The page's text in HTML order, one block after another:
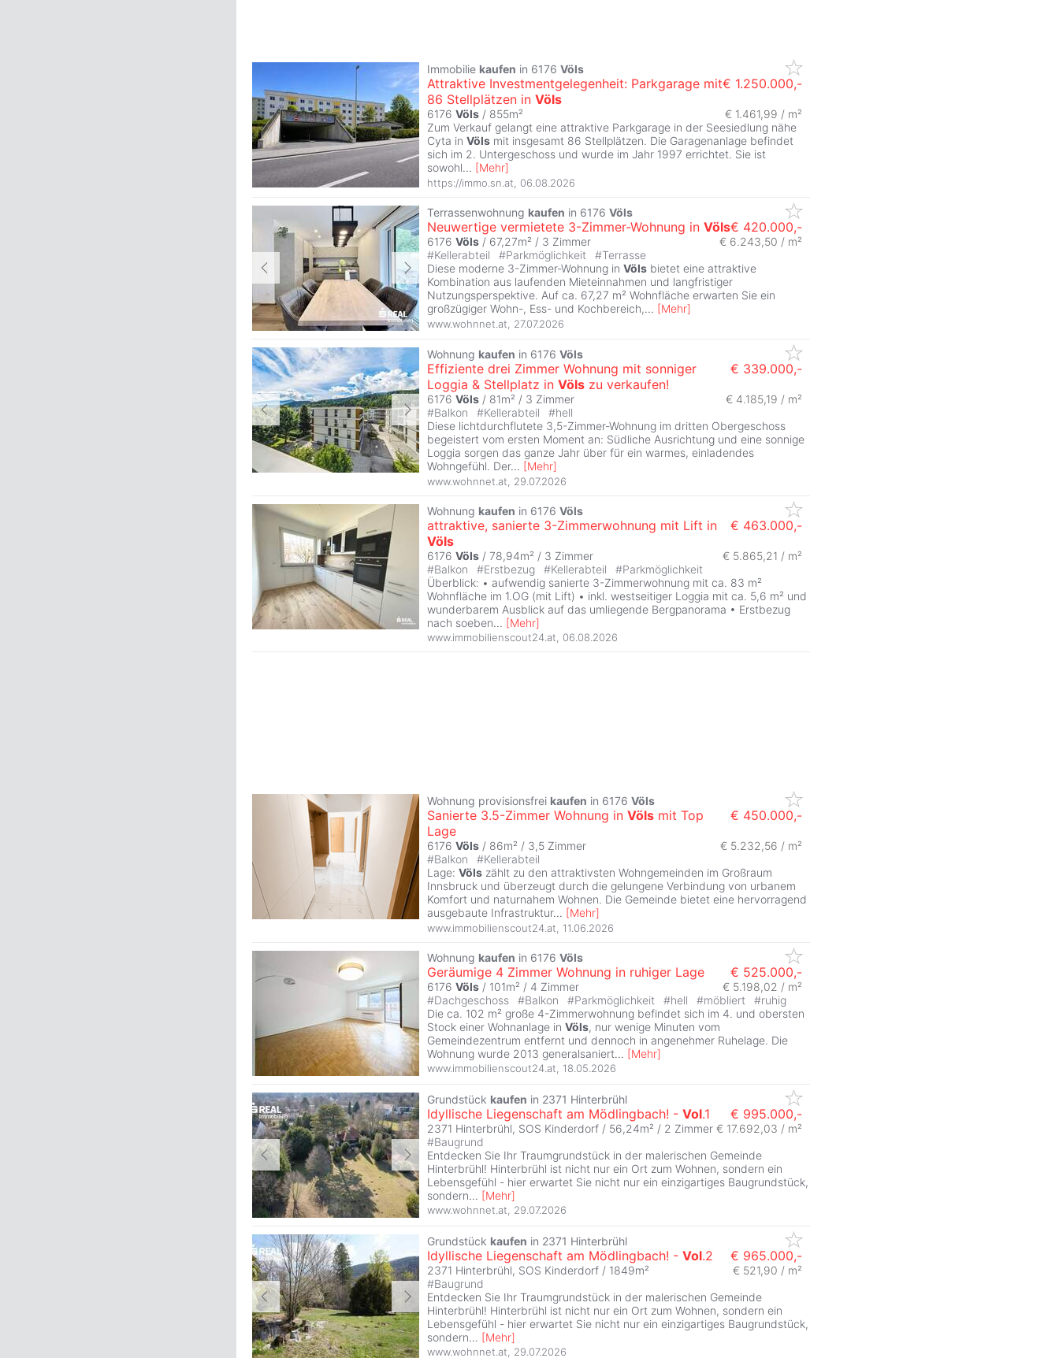
Immobilie kaufen in 6176 Völs
Attraktive Investmentgelegenheit: Parkgarage mit
86 Stellplätzen in Völs
€ 1.250.000,-
6176 Völs / 855m²
€ 1.461,99 / m²
Zum Verkauf gelangt eine attraktive Parkgarage in der Seesiedlung nähe
Cyta in Völs mit insgesamt 86 Stellplätzen. Die Garagenanlage befindet
sich im 2. Untergeschoss und wurde im Jahr 1997 errichtet. Sie ist
sowohl... [Mehr]
https://immo.sn.at 06.08.2026
Terrassenwohnung kaufen in 6176 Völs
Neuwertige vermietete 3-Zimmer-Wohnung in Völs€ 420.000,-
6176 Völs / 67,27m² / 3 Zimmer € 6.243,50 / m²
#Kellerabteil #Parkmöglichkeit #Terrasse
Diese moderne 3-Zimmer-Wohnung in Völs bietet eine attraktive
Kombination aus laufenden Mieteinnahmen und langfristiger
Nutzungsperspektive. Auf ca. 67,27 m² Wohnfläche erwarten Sie ein
großzügiger Wohn-, Ess- und Kochbereich,... [Mehr]
www.wohnnet.at 27.07.2026
Wohnung kaufen in 6176 Völs
Effiziente drei Zimmer Wohnung mit sonniger
Loggia & Stellplatz in Völs zu verkaufen!
€ 339.000,-
6176 Völs / 81m² / 3 Zimmer € 4.185,19 / m²
#Balkon #Kellerabteil #hell
Diese lichtdurchflutete 3,5-Zimmer-Wohnung im dritten Obergeschoss
begeistert vom ersten Moment an: Südliche Ausrichtung und eine sonnige
Loggia sorgen das ganze Jahr über für ein warmes, einladendes
Wohngefühl. Der... [Mehr]
www.wohnnet.at 29.07.2026
Wohnung kaufen in 6176 Völs
attraktive, sanierte 3-Zimmerwohnung mit Lift in
Völs
€ 463.000,-
6176 Völs / 78,94m² / 3 Zimmer
€ 5.865,21 / m²
#Balkon #Erstbezug #Kellerabteil #Parkmöglichkeit
Überblick: • aufwendig sanierte 3-Zimmerwohnung mit ca. 83 m²
Wohnfläche im 1.OG (mit Lift) • inkl. westseitiger Loggia mit ca. 5,6 m² und
wunderbarem Ausblick auf das umliegende Bergpanorama • Erstbezug
nach soeben... [Mehr]
www.immobilienscout24.at 06.08.2026
Wohnung provisionsfrei kaufen in 6176 Völs
Sanierte 3.5-Zimmer Wohnung in Völs mit Top
Lage
€ 450.000,-
6176 Völs / 86m² / 3,5 Zimmer
€ 5.232,56 / m²
#Balkon #Kellerabteil
Lage: Völs zählt zu den attraktivsten Wohngemeinden im Großraum
Innsbruck und überzeugt durch die gelungene Verbindung von urbanem
Komfort und naturnahem Wohnen. Die Gemeinde bietet eine hervorragend
ausgebaute Infrastruktur... [Mehr]
www.immobilienscout24.at 11.06.2026
Wohnung kaufen in 6176 Völs
Geräumige 4 Zimmer Wohnung in ruhiger Lage € 525.000,-
6176 Völs / 101m² / 4 Zimmer
€ 5.198,02 / m²
#Dachgeschoss #Balkon #Parkmöglichkeit #hell #möbliert #ruhig
Die ca. 102 m² große 4-Zimmerwohnung befindet sich im 4. und obersten
Stock einer Wohnanlage in Völs, nur wenige Minuten vom
Gemeindezentrum entfernt und dennoch in angenehmer Ruhelage. Die
Wohnung wurde 2013 generalsaniert... [Mehr]
www.immobilienscout24.at, 18.05.2026
Grundstück kaufen in 2371 Hinterbrühl
Idyllische Liegenschaft am Mödlingbach! - Vol.1 € 995.000,-
2371 Hinterbrühl, SOS Kinderdorf / 56,24m² / 2 Zimmer € 17.692,03 / m²
#Baugrund
Entdecken Sie Ihr Traumgrundstück in der malerischen Gemeinde
Hinterbrühl! Hinterbrühl ist nicht nur ein Ort zum Wohnen, sondern ein
Lebensgefühl - hier erwartet Sie nicht nur ein einzigartiges Baugrundstück,
sondern... [Mehr]
www.wohnnet.at, 29.07.2026
Grundstück kaufen in 2371 Hinterbrühl
Idyllische Liegenschaft am Mödlingbach! - Vol.2 € 965.000,-
2371 Hinterbrühl, SOS Kinderdorf / 1849m² € 521,90 / m²
#Baugrund
Entdecken Sie Ihr Traumgrundstück in der malerischen Gemeinde
Hinterbrühl! Hinterbrühl ist nicht nur ein Ort zum Wohnen, sondern ein
Lebensgefühl - hier erwartet Sie nicht nur ein einzigartiges Baugrundstück,
sondern... [Mehr]
www.wohnnet.at, 29.07.2026